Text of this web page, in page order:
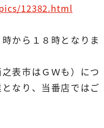
12382.html
から１８時となりま
表市はＧＷも）につ
なり、当番店ではご